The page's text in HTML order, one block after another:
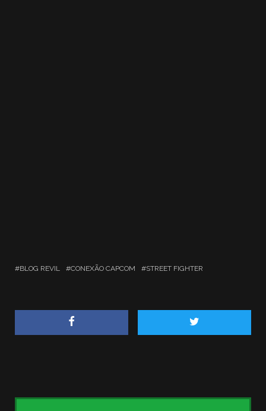
BLOG REVIL CONEXÃO CAPCOM STREET FIGHTER